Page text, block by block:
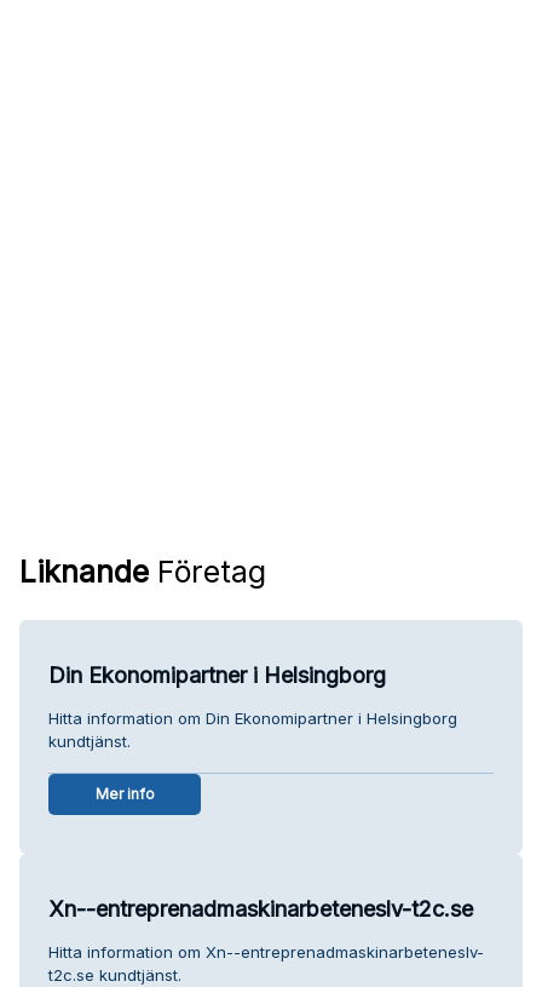
Liknande Företag
Din Ekonomipartner i Helsingborg
Hitta information om Din Ekonomipartner i Helsingborg
kundtjänst.
Mer info
Xn--entreprenadmaskinarbeteneslv-t2c.se
Hitta information om Xn--entreprenadmaskinarbeteneslv-
t2c.se kundtjänst.